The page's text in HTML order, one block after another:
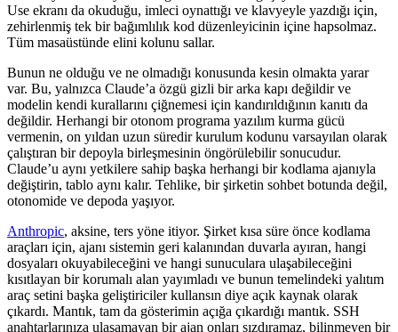
Use ekranı da okuduğu, imleci oynattığı ve klavyeyle yazdığı için,
zehirlenmiş tek bir bağımlılık kod düzenleyicinin içine hapsolmaz.
Tüm masaüstünde elini kolunu sallar.
Bunun ne olduğu ve ne olmadığı konusunda kesin olmakta yarar
var. Bu, yalnızca Claude’a özgü gizli bir arka kapı değildir ve
modelin kendi kurallarını çiğnemesi için kandırıldığının kanıtı da
değildir. Herhangi bir otonom programa yazılım kurma gücü
vermenin, on yıldan uzun süredir kurulum kodunu varsayılan olarak
çalıştıran bir depoyla birleşmesinin öngörülebilir sonucudur.
Claude’u aynı yetkilere sahip başka herhangi bir kodlama ajanıyla
değiştirin, tablo aynı kalır. Tehlike, bir şirketin sohbet botunda değil,
otonomide ve depoda yaşıyor.
Anthropic, aksine, ters yöne itiyor. Şirket kısa süre önce kodlama
araçları için, ajanı sistemin geri kalanından duvarla ayıran, hangi
dosyaları okuyabileceğini ve hangi sunuculara ulaşabileceğini
kısıtlayan bir korumalı alan yayımladı ve bunun temelindeki yalıtım
araç setini başka geliştiriciler kullansın diye açık kaynak olarak
çıkardı. Mantık, tam da gösterimin açığa çıkardığı mantık. SSH
anahtarlarınıza ulaşamayan bir ajan onları sızdıramaz, bilinmeyen bir